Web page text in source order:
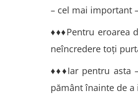
– cel mai important
♦♦♦Pentru eroarea
neîncredere toți
♦♦♦Iar pentru asta
pământ înainte de